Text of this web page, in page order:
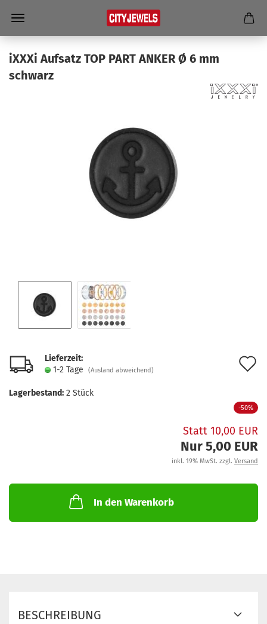
iXXXi Auf­satz TOP PART ANKER Ø 6 mm
schwarz
Lieferzeit:
1-2 Tage
(Ausland abweichend)
Lagerbestand: 2 Stück
-50%
Statt 10,00 EUR
Nur 5,00 EUR
inkl. 19% MwSt. zzgl. Versand
In den Warenkorb
BESCHREIBUNG